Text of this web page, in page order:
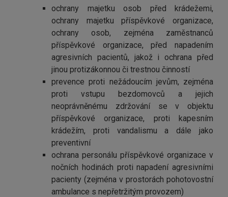
ochrany majetku osob před krádežemi,
ochrany majetku příspěvkové organizace,
ochrany osob, zejména zaměstnanců
příspěvkové organizace, před napadením
agresivních pacientů, jakož i ochrana před
jinou protizákonnou či trestnou činností
prevence proti nežádoucím jevům, zejména
proti vstupu bezdomovců a jejich
neoprávněnému zdržování se v objektu
příspěvkové organizace, proti kapesním
krádežím, proti vandalismu a dále jako
preventivní
ochrana personálu příspěvkové organizace v
nočních hodinách proti napadení agresivními
pacienty (zejména v prostorách pohotovostní
ambulance s nepřetržitým provozem)